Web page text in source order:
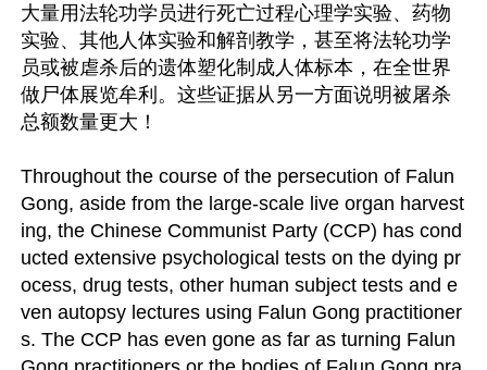
大量用法轮功学员进行死亡过程心理学实验、药物
实验、其他人体实验和解剖教学，甚至将法轮功学
员或被虐杀后的遗体塑化制成人体标本，在全世界
做尸体展览牟利。这些证据从另一方面说明被屠杀
总额数量更大！
Throughout the course of the persecution of Falun
Gong, aside from the large-scale live organ harvest
ing, the Chinese Communist Party (CCP) has cond
ucted extensive psychological tests on the dying pr
ocess, drug tests, other human subject tests and e
ven autopsy lectures using Falun Gong practitioner
s. The CCP has even gone as far as turning Falun